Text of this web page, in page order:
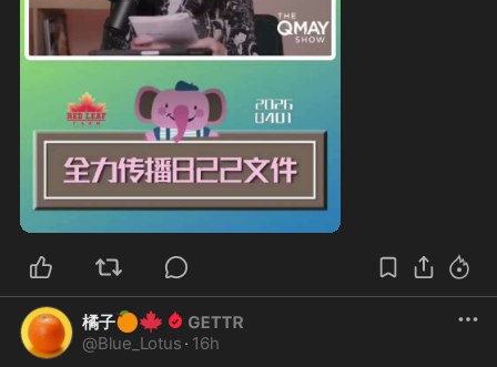
橘子🍊🍁
@Blue_Lotus · 16h